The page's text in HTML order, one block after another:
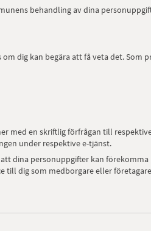
behandling av dina
dig kan begära att få veta det. Som
med en skriftlig förfrågan till
under respektive e-tjänst.
dina personuppgifter kan
dig som medborgare eller